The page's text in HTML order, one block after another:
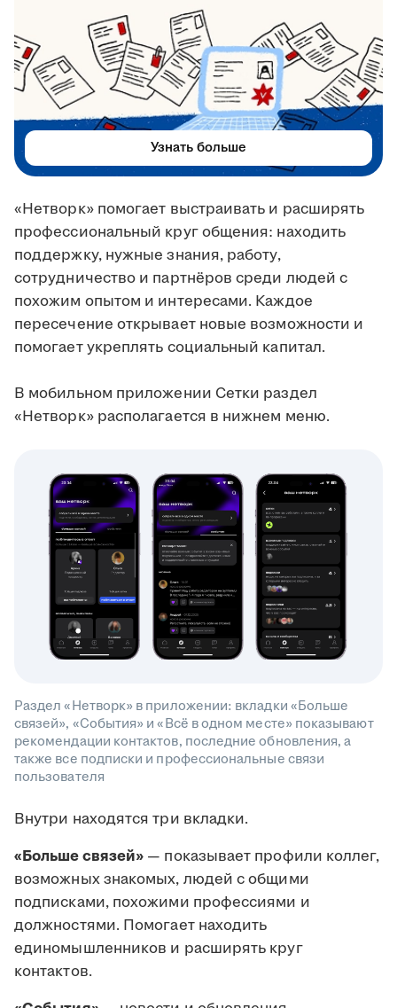
«Нетворк» помогает выстраивать и расширять
профессиональный круг общения: находить
поддержку, нужные знания, работу,
сотрудничество и партнёров среди людей с
похожим опытом и интересами. Каждое
пересечение открывает новые возможности и
помогает укреплять социальный капитал.
В мобильном приложении Сетки раздел
«Нетворк» располагается в нижнем меню.
Раздел «Нетворк» в приложении: вкладки «Больше
связей», «События» и «Всё в одном месте» показывают
рекомендации контактов, последние обновления, а
также все подписки и профессиональные связи
пользователя
Внутри находятся три вкладки.
«Больше связей» — показывает профили коллег,
возможных знакомых, людей с общими
подписками, похожими профессиями и
должностями. Помогает находить
единомышленников и расширять круг
контактов.
Узнать больше